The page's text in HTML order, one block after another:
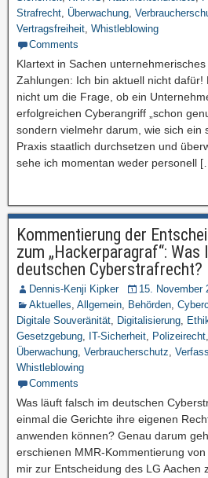
Strafrecht, Überwachung,
Vertragsfreiheit, Whistleblowing
Comments
Klartext in Sachen
Zahlungen: Ich bin aktuell nicht dafür!
nicht um die Frage, ob ein
erfolgreichen Cyberangriff „schon
sondern vielmehr darum, wie sich ein
Praxis staatlich durchsetzen und
sehe ich momentan weder personell
Kommentierung der
zum „Hackerparagraf“:
deutschen Cyberstrafrecht?
Dennis-Kenji Kipker
15. November
Aktuelles, Allgemein, Behörden,
Digitale Souveränität, Digitalisierung,
Gesetzgebung, IT-Sicherheit, Polizeirecht,
Überwachung, Verbraucherschutz,
Whistleblowing
Comments
Was läuft falsch im deutschen
einmal die Gerichte ihre eigenen
anwenden können? Genau darum
erschienen MMR-Kommentierung
mir zur Entscheidung des LG Aachen